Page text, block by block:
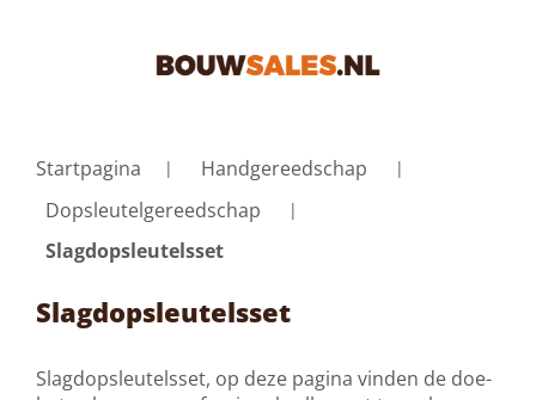
Startpagina
Handgereedschap
Dopsleutelgereedschap
Slagdopsleutelsset
Slagdopsleutelsset
Slagdopsleutelsset, op deze pagina vinden de doe-